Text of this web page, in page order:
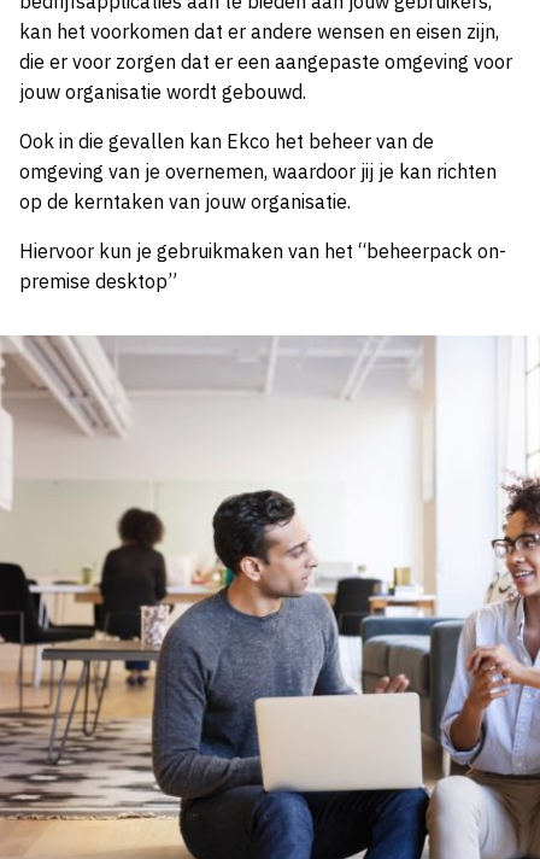
kan het voorkomen dat er andere wensen en eisen zijn,
die er voor zorgen dat er een aangepaste omgeving voor
jouw organisatie wordt gebouwd.
Ook in die gevallen kan Ekco het beheer van de
omgeving van je overnemen, waardoor jij je kan richten
op de kerntaken van jouw organisatie.
Hiervoor kun je gebruikmaken van het “beheerpack on-
premise desktop”